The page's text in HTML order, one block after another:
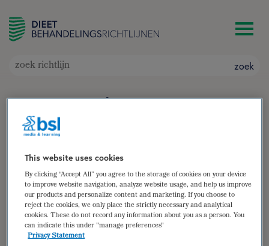
zoek
Lactose-intolerantie
Doelgroep: Kinderen en volwassenen met
vermeende of bewezen lactose-intolerantie
Auteur(s):Irene Salverda,Melanie Panis
Dijk-Trouwborst
zoek
samenvatting
(para)medische gegevens
This website uses cookies
By clicking “Accept All” you agree to the storage of cookies on your device
to improve website navigation, analyze website usage, and help us improve
our products and personalize content and marketing. If you choose to
reject the cookies, we only place the strictly necessary and analytical
cookies. These do not record any information about you as a person. You
can indicate this under "manage preferences"
Privacy Statement